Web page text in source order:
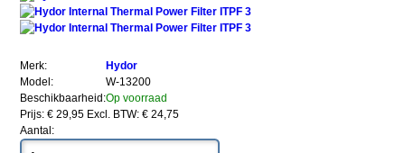
Power
Filter
Merk:
Hydor
Model:
W-13200
Beschikbaarheid:Op voorraad
Prijs: € 29,95 Excl. BTW: € 24,75
Aantal: